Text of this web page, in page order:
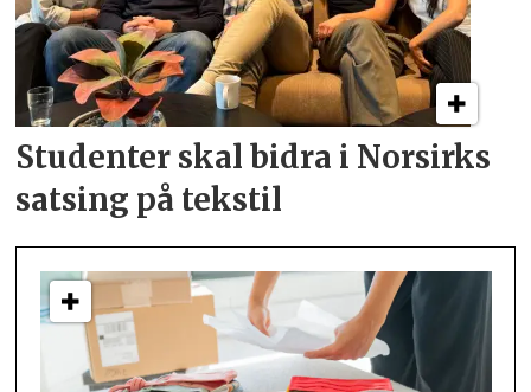
Studenter skal bidra i Norsirks
satsing på tekstil